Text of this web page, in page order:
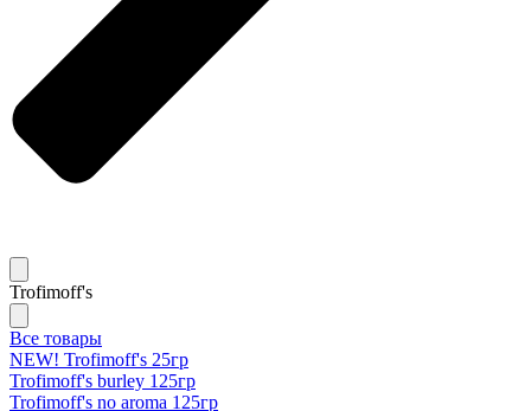
Trofimoff's
Все товары
NEW! Trofimoff's 25гр
Trofimoff's burley 125гр
Trofimoff's no aroma 125гр